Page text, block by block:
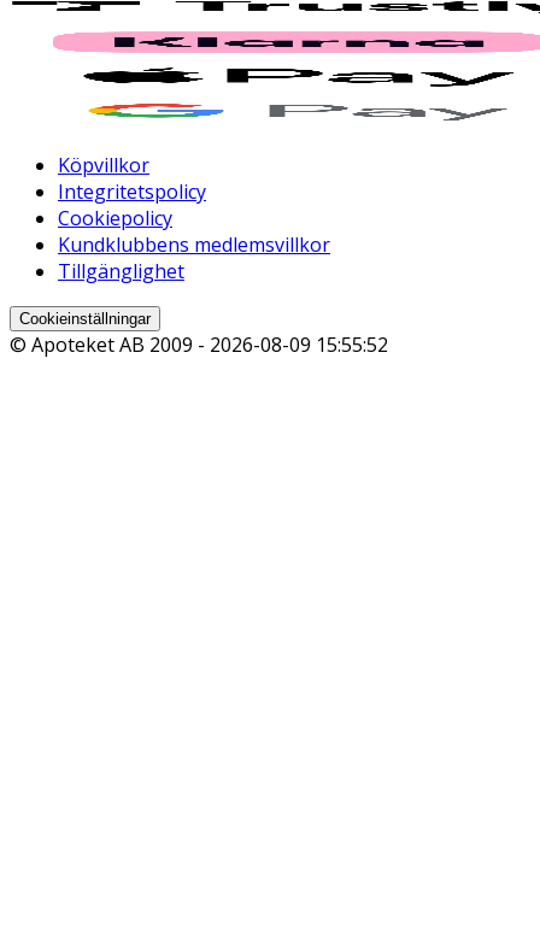
Köpvillkor
Integritetspolicy
Cookiepolicy
Kundklubbens medlemsvillkor
Tillgänglighet
Cookieinställningar
© Apoteket AB 2009 - 2026-08-09 15:55:52